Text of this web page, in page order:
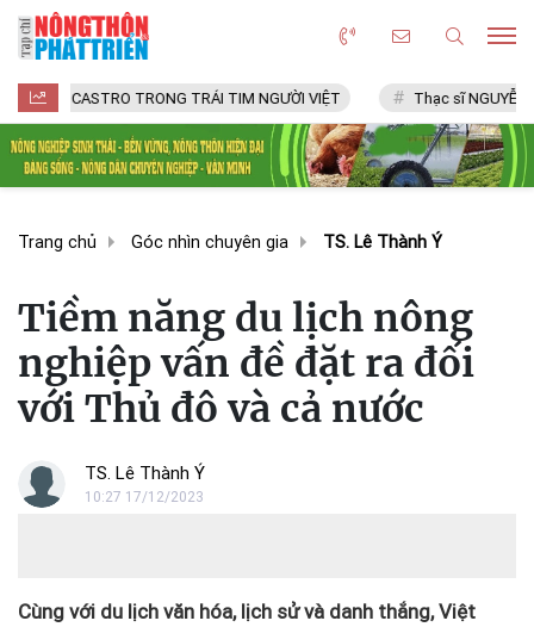
CASTRO TRONG TRÁI TIM NGƯỜI VIỆT Thạc sĩ NGUYỄN VĂN CHÍ
Trang chủ Góc nhìn chuyên gia TS. Lê Thành Ý
Tiềm năng du lịch nông
nghiệp vấn đề đặt ra đối
với Thủ đô và cả nước
TS. Lê Thành Ý
10:27 17/12/2023
Cùng với du lịch văn hóa, lịch sử và danh thắng, Việt